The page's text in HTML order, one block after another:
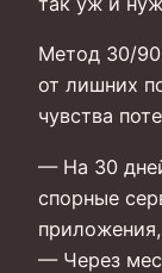
Метод 30/90
от лишних
чувства
— На 30
спорные
— Через